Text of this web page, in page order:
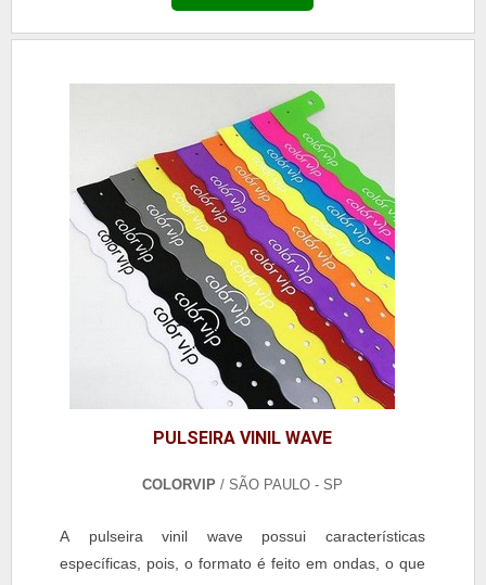
eventos de longa duração, já que possui também
resistência para ter contato com a água e até
PULSEIRA VINIL WAVE
COLORVIP/ SÃO PAULO - SP
A pulseira vinil wave possui características
específicas, pois, o formato é feito em ondas, o que